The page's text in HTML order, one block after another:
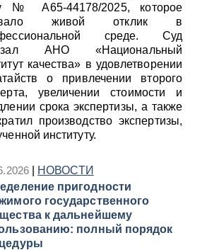
№ А65‑44178/2025, которое
живой отклик в
среде. Суд
АНО «Национальный
качества» в удовлетворении
о привлечении второго
увеличении стоимости и
срока экспертизы, а также
производство экспертизы,
институту.
|
НОВОСТИ
пригодности
государственного
к дальнейшему
полный порядок